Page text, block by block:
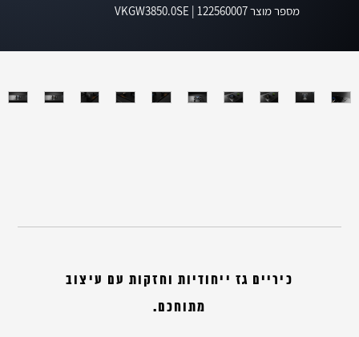
מספר מוצר VKGW3850.0SE | 122560007
כיריים גז ייחודיות וחזקות עם עיצוב
מתוחכם.